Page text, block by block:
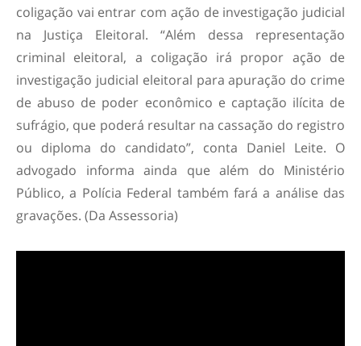
coligação vai entrar com ação de investigação judicial
na Justiça Eleitoral. “Além dessa representação
criminal eleitoral, a coligação irá propor ação de
investigação judicial eleitoral para apuração do crime
de abuso de poder econômico e captação ilícita de
sufrágio, que poderá resultar na cassação do registro
ou diploma do candidato”, conta Daniel Leite. O
advogado informa ainda que além do Ministério
Público, a Polícia Federal também fará a análise das
gravações. (Da Assessoria)